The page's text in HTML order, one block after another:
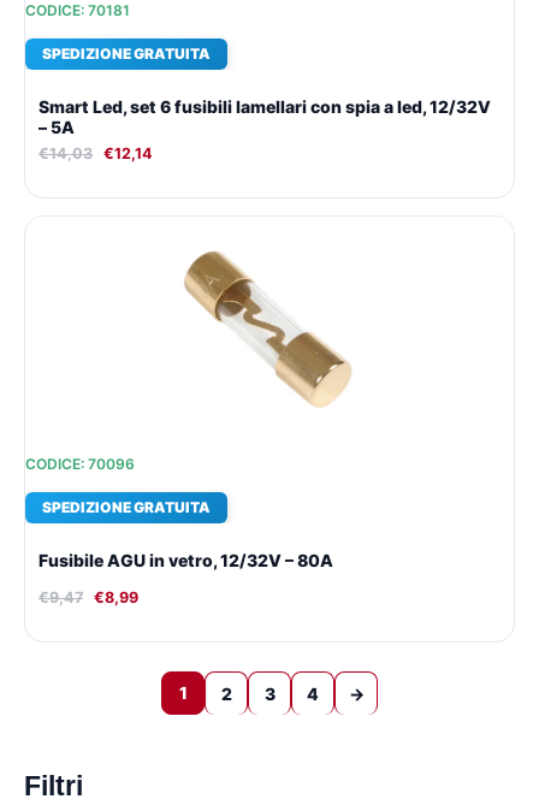
Filtri
CODICE: 70181
SPEDIZIONE GRATUITA
Smart Led, set 6 fusibili lamellari con spia a led, 12/32V
– 5A
€14,03 €12,14
CODICE: 70096
SPEDIZIONE GRATUITA
Fusibile AGU in vetro, 12/32V – 80A
€9,47 €8,99
attuale
1 2 3 4 →